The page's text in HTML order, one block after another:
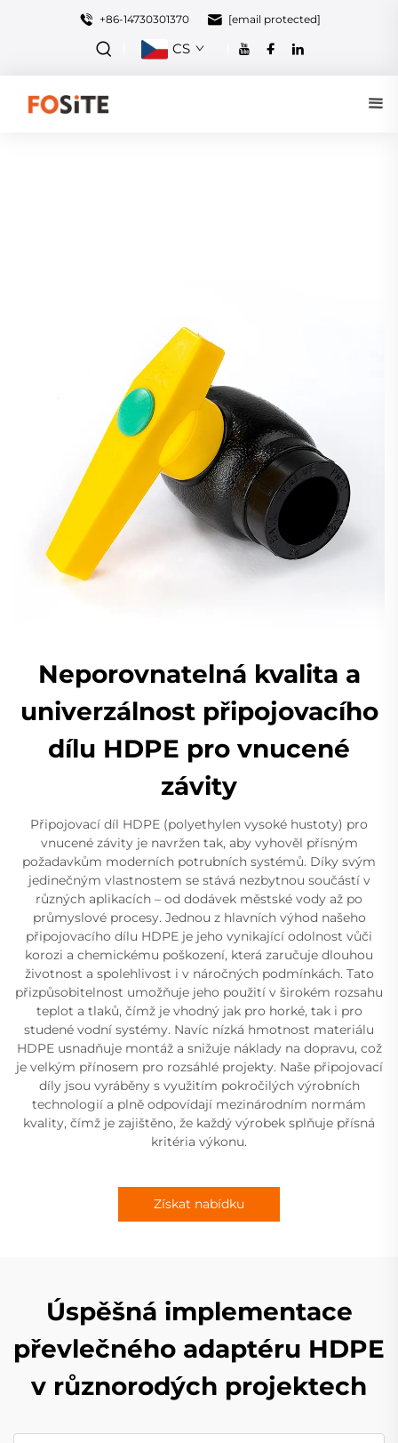
+86-14730301370 [email protected]
CS
Neporovnatelná kvalita a
univerzálnost připojovacího
dílu HDPE pro vnucené
závity
Připojovací díl HDPE (polyethylen vysoké hustoty) pro
vnucené závity je navržen tak, aby vyhověl přísným
požadavkům moderních potrubních systémů. Díky svým
jedinečným vlastnostem se stává nezbytnou součástí v
různých aplikacích – od dodávek městské vody až po
průmyslové procesy. Jednou z hlavních výhod našeho
připojovacího dílu HDPE je jeho vynikající odolnost vůči
korozi a chemickému poškození, která zaručuje dlouhou
životnost a spolehlivost i v náročných podmínkách. Tato
přizpůsobitelnost umožňuje jeho použití v širokém rozsahu
teplot a tlaků, čímž je vhodný jak pro horké, tak i pro
studené vodní systémy. Navíc nízká hmotnost materiálu
HDPE usnadňuje montáž a snižuje náklady na dopravu, což
je velkým přínosem pro rozsáhlé projekty. Naše připojovací
díly jsou vyráběny s využitím pokročilých výrobních
technologií a plně odpovídají mezinárodním normám
kvality, čímž je zajištěno, že každý výrobek splňuje přísná
kritéria výkonu.
Získat nabídku
Úspěšná implementace
převlečného adaptéru HDPE
v různorodých projektech